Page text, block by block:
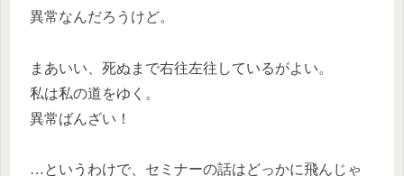
異常なんだろうけど。
まあいい、死ぬまで右往左往しているがよい。
私は私の道をゆく。
異常ばんざい！
…というわけで、セミナーの話はどっかに飛んじゃ